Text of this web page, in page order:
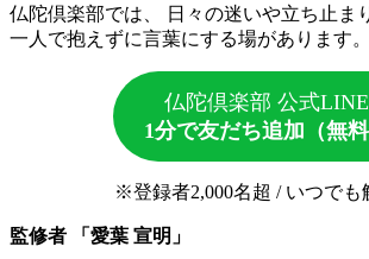
仏陀倶楽部では、 日々の迷いや立ち止ま
一人で抱えずに言葉にする場があります。
仏陀倶楽部 公式LINE
1分で友だち追加（無料
※登録者2,000名超 / いつでも
監修者 「愛葉 宣明」